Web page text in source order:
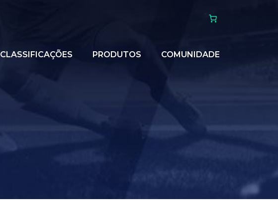
CLASSIFICAÇÕES PRODUTOS COMUNIDADE